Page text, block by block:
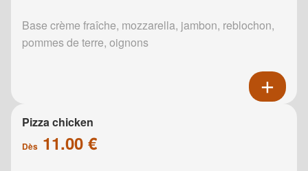
Base crème fraîche, mozzarella, jambon, reblochon,
pommes de terre, oignons
Pizza chicken
Dès 11.00 €